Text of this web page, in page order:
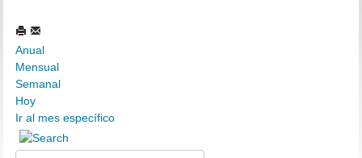
Anual
Mensual
Semanal
Hoy
Ir al mes específico